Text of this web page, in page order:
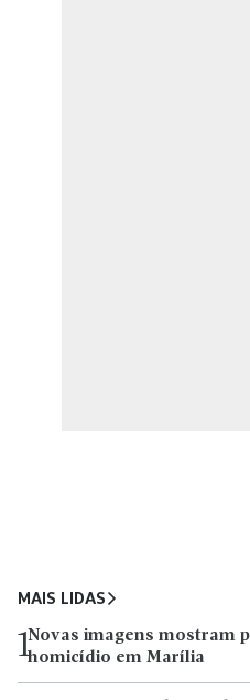
MAIS LIDAS
1Novas imagens mostram
homicídio em Marília